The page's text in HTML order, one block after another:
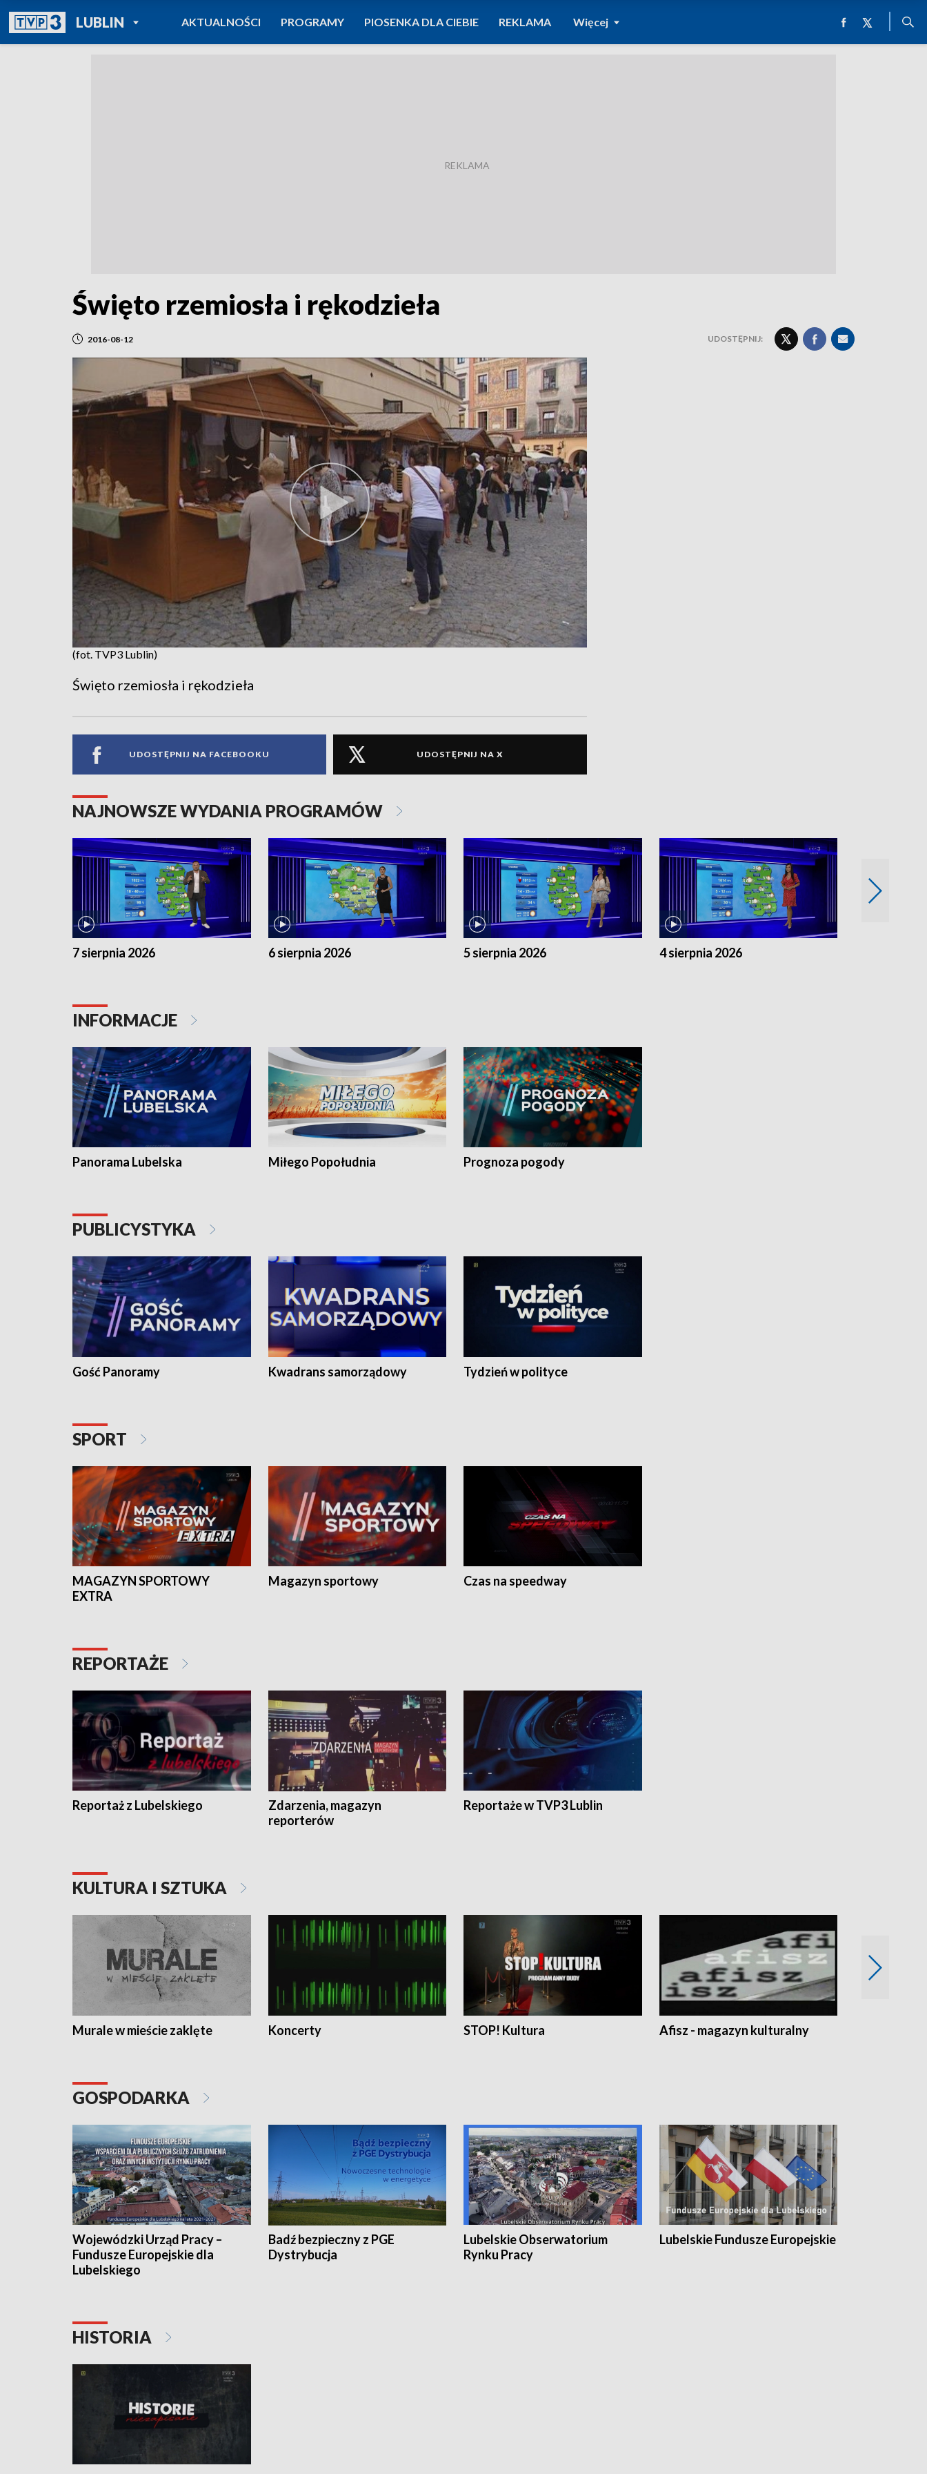
LUBLINPOWRÓT DO
TVP REGIONY
AKTUALNOŚCI PROGRAMY PIOSENKA DLA CIEBIE REKLAMA Więcej
Święto rzemiosła i rękodzieła
2016-08-12 UDOSTĘPNIJ:
(fot. TVP3 Lublin)
Święto rzemiosła i rękodzieła
UDOSTĘPNIJ NA FACEBOOKU UDOSTĘPNIJ NA X
NAJNOWSZE WYDANIA PROGRAMÓW
7 sierpnia 2026 6 sierpnia 2026 5 sierpnia 2026 4 sierpnia 2026
INFORMACJE
Panorama Lubelska Miłego Popołudnia Prognoza pogody
PUBLICYSTYKA
Gość Panoramy Kwadrans samorządowy Tydzień w polityce
SPORT
MAGAZYN SPORTOWY
EXTRA
Magazyn sportowy Czas na speedway
REPORTAŻE
Reportaż z Lubelskiego
Zdarzenia, magazyn
reporterów
Reportaże w TVP3 Lublin
KULTURA I SZTUKA
Murale w mieście zaklęte Koncerty STOP! Kultura Afisz - magazyn kulturalny
GOSPODARKA
Wojewódzki Urząd Pracy –
Fundusze Europejskie dla
Lubelskiego
Badź bezpieczny z PGE
Dystrybucja
Lubelskie Obserwatorium
Rynku Pracy
Lubelskie Fundusze Europejskie
HISTORIA